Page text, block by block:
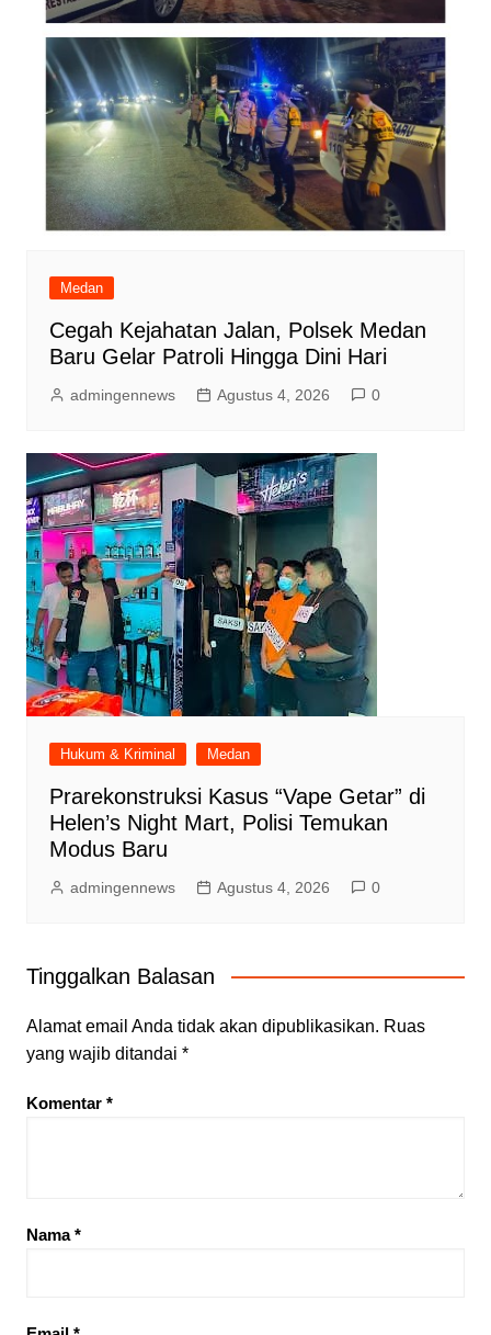
Medan
Cegah Kejahatan Jalan, Polsek Medan
Baru Gelar Patroli Hingga Dini Hari
admingennews Agustus 4, 2026 0
Hukum & Kriminal Medan
Prarekonstruksi Kasus “Vape Getar” di
Helen’s Night Mart, Polisi Temukan
Modus Baru
admingennews Agustus 4, 2026 0
Tinggalkan Balasan
Alamat email Anda tidak akan dipublikasikan. Ruas
yang wajib ditandai *
Komentar *
Nama*